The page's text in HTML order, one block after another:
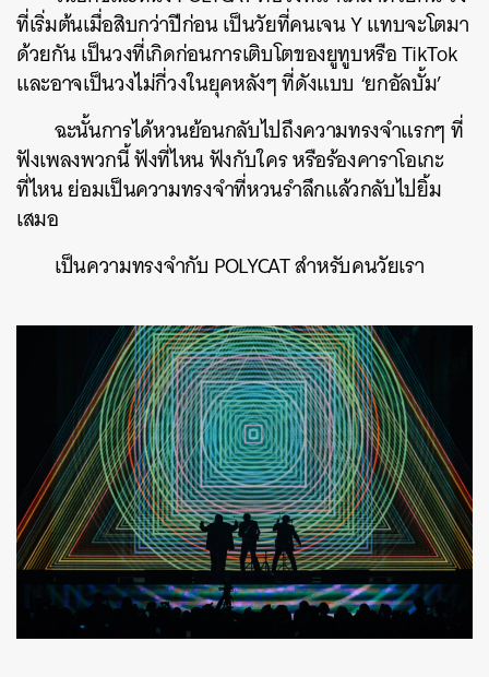
ที่เริ่มต้นเมื่อสิบกว่าปีก่อน เป็นวัยที่คนเจน Y แทบจะโตมา
ด้วยกัน เป็นวงที่เกิดก่อนการเติบโตของยูทูบหรือ TikTok
และอาจเป็นวงไม่กี่วงในยุคหลังๆ ที่ดังแบบ ‘ยกอัลบั้ม’
ฉะนั้นการได้หวนย้อนกลับไปถึงความทรงจำแรกๆ ที่
ฟังเพลงพวกนี้ ฟังที่ไหน ฟังกับใคร หรือร้องคาราโอเกะ
ที่ไหน ย่อมเป็นความทรงจำที่หวนรำลึกแล้วกลับไปยิ้ม
เสมอ
เป็นความทรงจำกับ POLYCAT สำหรับคนวัยเรา